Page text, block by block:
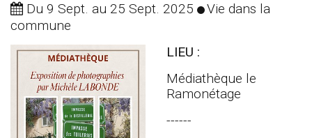
Du 9 Sept. au 25 Sept. 2025
Vie dans la
commune
LIEU :
Médiathèque le
Ramonétage
------